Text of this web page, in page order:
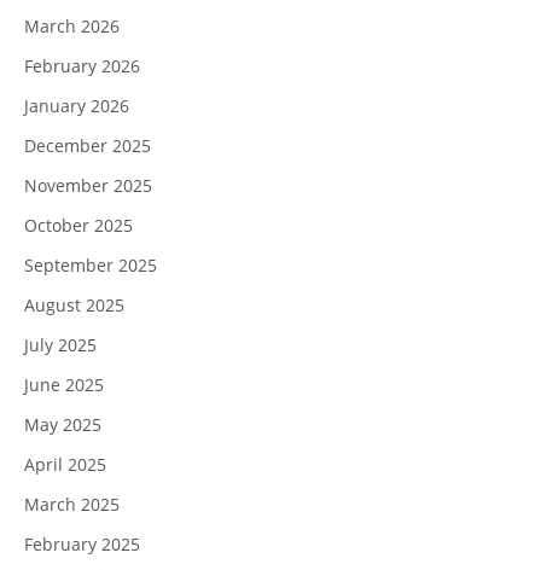
March 2026
February 2026
January 2026
December 2025
November 2025
October 2025
September 2025
August 2025
July 2025
June 2025
May 2025
April 2025
March 2025
February 2025